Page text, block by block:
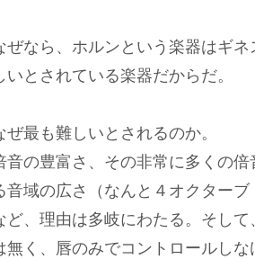
なら、ホルンという楽器はギネ
いとされている楽器だからだ。
最も難しいとされるのか。
の豊富さ、その非常に多くの倍
音域の広さ（なんと４オクター
ど、理由は多岐にわたる。そし
無く、唇のみでコントロールしな